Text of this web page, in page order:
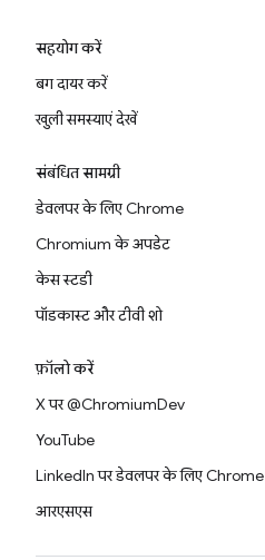
सहयोग करें
बग दायर करें
खुली समस्याएं देखें
संबंधित सामग्री
डेवलपर के लिए Chrome
Chromium के अपडेट
केस स्टडी
पॉडकास्ट और टीवी शो
फ़ॉलो करें
X पर @ChromiumDev
YouTube
LinkedIn पर डेवलपर के लिए Chrome
आरएसएस